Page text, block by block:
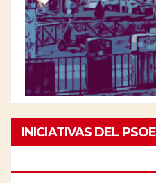
INICIATIVAS DEL